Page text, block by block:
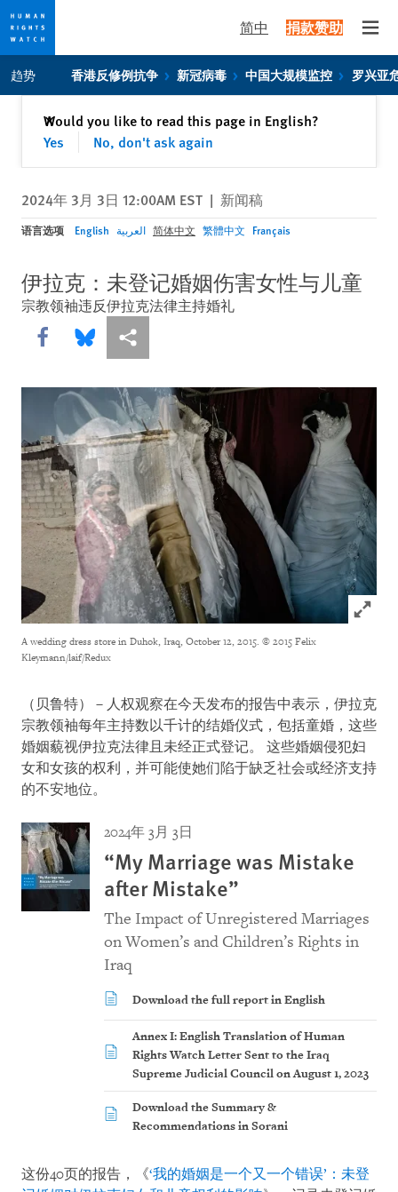
Skip
to
privacy
Skip
to
content
简中 捐款赞助
趋势 香港反修例抗争 新冠病毒 中国大规模监控 罗兴亚
Would you like to read this page in English?
Yes
No, don't ask again
✕关闭
2024年 3月 3日 12:00AM EST | 新闻稿
语言选项 English العربية 简体中文 繁體中文 Français
伊拉克：未登记婚姻伤害女性与儿童
宗教领袖违反伊拉克法律主持婚礼
Share this via Facebook
Share this via Bluesky
More sharing options
Click
A wedding dress store in Duhok, Iraq, October 12, 2015. © 2015 Felix
Kleymann/laif/Redux
（贝鲁特）－人权观察在今天发布的报告中表示，伊拉克
宗教领袖每年主持数以千计的结婚仪式，包括童婚，这些
婚姻藐视伊拉克法律且未经正式登记。 这些婚姻侵犯妇
女和女孩的权利，并可能使她们陷于缺乏社会或经济支持
的不安地位。
2024年 3月 3日
“My Marriage was Mistake
after Mistake”
The Impact of Unregistered Marriages
on Women’s and Children’s Rights in
Iraq
Download the full report in English
Annex I: English Translation of Human
Rights Watch Letter Sent to the Iraq
Supreme Judicial Council on August 1, 2023
Download the Summary &
Recommendations in Sorani
这份40页的报告，《‘我的婚姻是一个又一个错误’：未登